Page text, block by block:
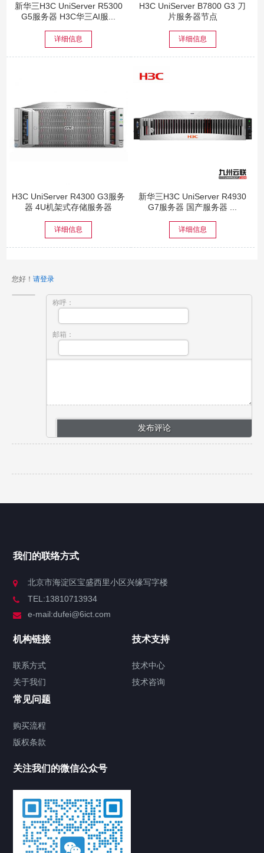
新华三H3C UniServer R5300
G5服务器 H3C华三AI服...
详细信息
H3C UniServer B7800 G3 刀
片服务器节点
详细信息
H3C UniServer R4300 G3服务
器 4U机架式存储服务器
详细信息
新华三H3C UniServer R4930
G7服务器 国产服务器 ...
详细信息
您好！ 请登录
称呼：
邮箱：
我们的联络方式
北京市海淀区宝盛西里小区兴缘写字楼
TEL:13810713934
e-mail:dufei@6ict.com
机构链接
联系方式
关于我们
技术支持
技术中心
技术咨询
常见问题
购买流程
版权条款
关注我们的微信公众号